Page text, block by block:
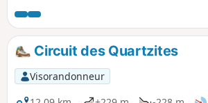
dansante inscrite au patrimoine culturel
immatériel par l'Unesco en 2010 et qui a
le mardi de Pentecôte. La marche à travers
bois fait découvrir les impressionnants
du Luxembourg aux alentours de
lieux envoûtants et mystérieux. On peut
Circuit des Quartzites
Visorandonneur